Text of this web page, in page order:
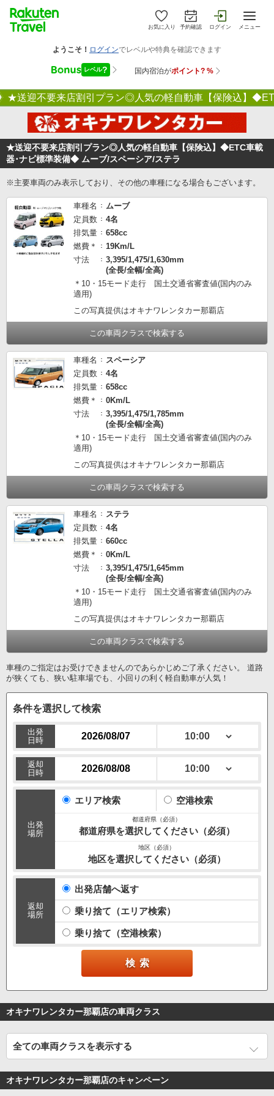
お気に入り 予約確認 ログイン メニュー
★送迎不要来店割引プラン◎人気の軽自動車【保険込】
★送迎不要来店割引プラン◎人気の軽自動車【保険込】◆ETC車載
器･ナビ標準装備◆ ムーブ/スペーシア/ステラ
※主要車両のみ表示しており、その他の車種になる場合もございます。
車種名
ムーブ
定員数
4名
排気量
658cc
燃費＊
19Km/L
寸法
3,395/1,475/1,630mm
(全長/全幅/全高)
＊10・15モード走行 国土交通省審査値(国内のみ
適用)
この写真提供はオキナワレンタカー那覇店
この車両クラスで検索する
車種名
スペーシア
定員数
4名
排気量
658cc
燃費＊
0Km/L
寸法
3,395/1,475/1,785mm
(全長/全幅/全高)
＊10・15モード走行 国土交通省審査値(国内のみ
適用)
この写真提供はオキナワレンタカー那覇店
この車両クラスで検索する
車種名
ステラ
定員数
4名
排気量
660cc
燃費＊
0Km/L
寸法
3,395/1,475/1,645mm
(全長/全幅/全高)
＊10・15モード走行 国土交通省審査値(国内のみ
適用)
この写真提供はオキナワレンタカー那覇店
この車両クラスで検索する
車種のご指定はお受けできませんのであらかじめご了承ください。 道路
が狭くても、狭い駐車場でも、小回りの利く軽自動車が人気！
条件を選択して検索
出発
日時
返却
日時
出発
場所
エリア検索 空港検索
都道府県を選択してください（必須）
地区を選択してください（必須）
返却
場所
出発店舗へ返す
乗り捨て（エリア検索）
乗り捨て（空港検索）
オキナワレンタカー那覇店の車両クラス
全ての車両クラスを表示する
オキナワレンタカー那覇店のキャンペーン